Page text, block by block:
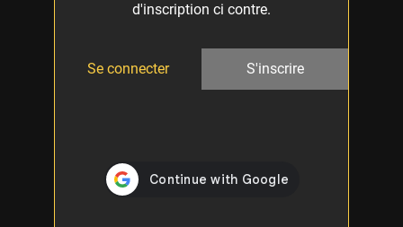
d'inscription ci contre.
Se connecter S'inscrire